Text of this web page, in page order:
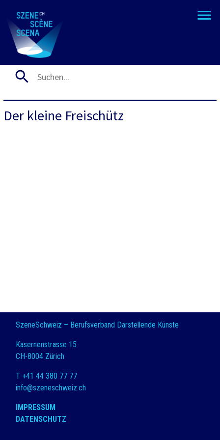
Der kleine Freischütz
SzeneSchweiz – Berufsverband Darstellende Künste
Kasernenstrasse 15
CH-8004 Zürich
T +41 44 380 77 77
info@szeneschweiz.ch
IMPRESSUM
DATENSCHUTZ